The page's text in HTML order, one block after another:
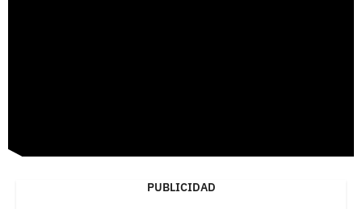
PUBLICIDAD